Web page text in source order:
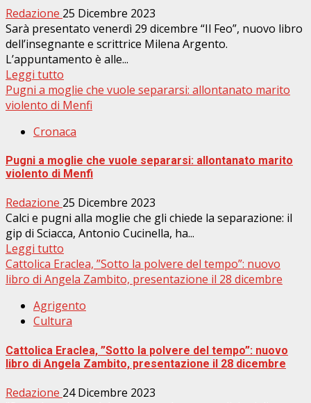
Redazione 25 Dicembre 2023
Sarà presentato venerdì 29 dicembre “Il Feo”, nuovo libro
dell’insegnante e scrittrice Milena Argento.
L’appuntamento è alle...
Leggi tutto
Pugni a moglie che vuole separarsi: allontanato marito
violento di Menfi
Cronaca
Pugni a moglie che vuole separarsi: allontanato marito
violento di Menfi
Redazione 25 Dicembre 2023
Calci e pugni alla moglie che gli chiede la separazione: il
gip di Sciacca, Antonio Cucinella, ha...
Leggi tutto
Cattolica Eraclea, ”Sotto la polvere del tempo”: nuovo
libro di Angela Zambito, presentazione il 28 dicembre
Agrigento
Cultura
Cattolica Eraclea, ”Sotto la polvere del tempo”: nuovo
libro di Angela Zambito, presentazione il 28 dicembre
Redazione 24 Dicembre 2023